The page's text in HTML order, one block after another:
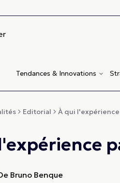
Tendances & Innovations
Editorial À qui
Bruno Benque